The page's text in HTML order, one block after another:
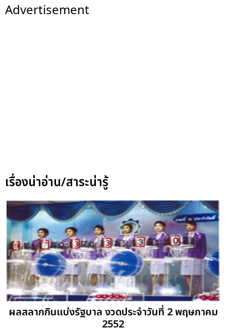
Advertisement
เรื่องน่าอ่าน/สาระน่ารู้
ผลสลากกินแบ่งรัฐบาล งวดประจำวันที่ 2 พฤษภาคม
2552